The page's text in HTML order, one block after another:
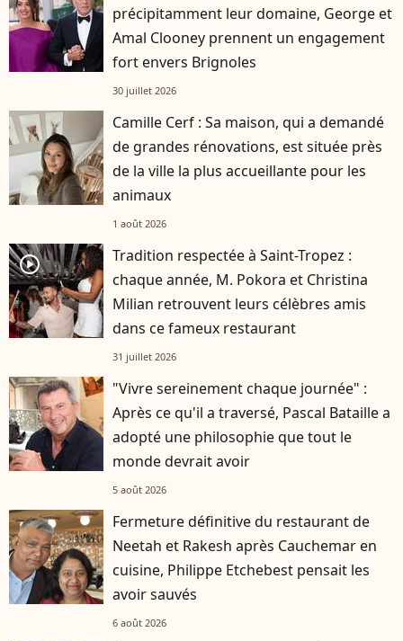
précipitamment leur domaine, George et
Amal Clooney prennent un engagement
fort envers Brignoles
30 juillet 2026
Camille Cerf : Sa maison, qui a demandé
de grandes rénovations, est située près
de la ville la plus accueillante pour les
animaux
1 août 2026
player2
Tradition respectée à Saint-Tropez :
chaque année, M. Pokora et Christina
Milian retrouvent leurs célèbres amis
dans ce fameux restaurant
31 juillet 2026
"Vivre sereinement chaque journée" :
Après ce qu'il a traversé, Pascal Bataille a
adopté une philosophie que tout le
monde devrait avoir
5 août 2026
Fermeture définitive du restaurant de
Neetah et Rakesh après Cauchemar en
cuisine, Philippe Etchebest pensait les
avoir sauvés
6 août 2026